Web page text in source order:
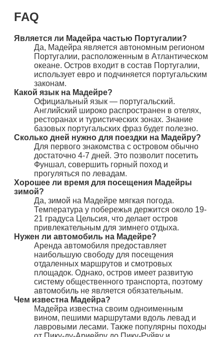
FAQ
Является ли Мадейра частью Португалии?
Да, Мадейра является автономным регионом
Португалии, расположенным в Атлантическом
океане. Остров входит в состав Португалии,
использует евро и подчиняется португальским
законам.
Какой язык на Мадейре?
Официальный язык — португальский.
Английский широко распространен в отелях,
ресторанах и туристических зонах. Знание
базовых португальских фраз будет полезно.
Сколько дней нужно для поездки на Мадейру?
Для первого знакомства с островом обычно
достаточно 4-7 дней. Это позволит посетить
Фуншал, совершить горный поход и
прогуляться по левадам.
Хорошее ли время для посещения Мадейры
зимой?
Да, зимой на Мадейре мягкая погода.
Температура у побережья держится около 19-
21 градуса Цельсия, что делает остров
привлекательным для зимнего отдыха.
Нужен ли автомобиль на Мадейре?
Аренда автомобиля предоставляет
наибольшую свободу для посещения
отдаленных маршрутов и смотровых
площадок. Однако, остров имеет развитую
систему общественного транспорта, поэтому
автомобиль не является обязательным.
Чем известна Мадейра?
Мадейра известна своим одноименным
вином, пешими маршрутами вдоль левад и
лавровыми лесами. Также популярны походы